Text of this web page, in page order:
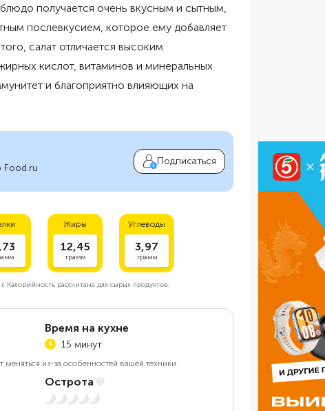
получается очень вкусным и сытным,
послевкусием, которое ему добавляет
салат отличается высоким
кислот, витаминов и минеральных
и благоприятно влияющих на
Food.ru
Подписаться
Жиры
12,45
грамм
Углеводы
3,97
грамм
Калорийность рассчитана для сырых продуктов.
Время на кухне
15 минут
из-за особенностей вашей техники.
Острота
Нет остроты